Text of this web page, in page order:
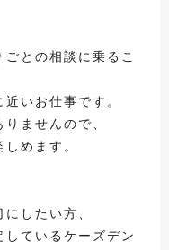
との相談に乗るこ
いお仕事です。
ませんので、
めます。
したい方、
ているケーズデン